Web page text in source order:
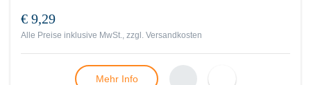
€ 9,29
Alle Preise inklusive MwSt., zzgl. Versandkosten
Mehr Info